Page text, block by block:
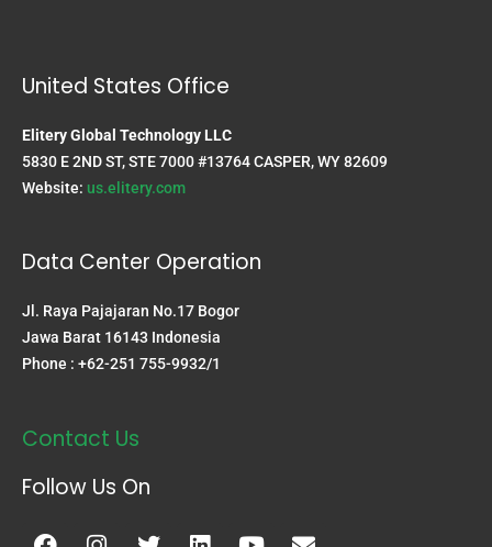
United States Office
Elitery Global Technology LLC
5830 E 2ND ST, STE 7000 #13764 CASPER, WY 82609
Website: us.elitery.com
Data Center Operation
Jl. Raya Pajajaran No.17 Bogor
Jawa Barat 16143 Indonesia
Phone : +62-251 755-9932/1
Contact Us
Follow Us On
Facebook
Instagram
TwitterLinkedinYoutubeEnvelope